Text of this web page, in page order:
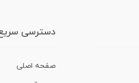
دسترسی
صفحه اصلی